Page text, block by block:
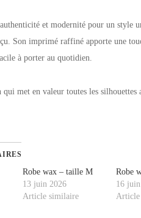
et modernité pour un style
Son imprimé raffiné apporte une
à porter au quotidien.
qui met en valeur toutes les silhouettes
Robe wax – taille M
13 juin 2026
Article similaire
Robe
16